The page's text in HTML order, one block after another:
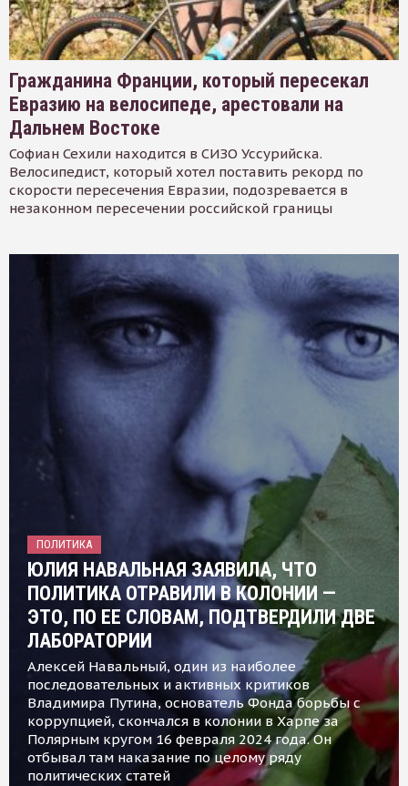
Гражданина Франции, который пересекал
Евразию на велосипеде, арестовали на
Дальнем Востоке
Софиан Сехили находится в СИЗО Уссурийска.
Велосипедист, который хотел поставить рекорд по
скорости пересечения Евразии, подозревается в
незаконном пересечении российской границы
ПОЛИТИКА
ЮЛИЯ НАВАЛЬНАЯ ЗАЯВИЛА, ЧТО
ПОЛИТИКА ОТРАВИЛИ В КОЛОНИИ —
ЭТО, ПО ЕЕ СЛОВАМ, ПОДТВЕРДИЛИ ДВЕ
ЛАБОРАТОРИИ
Алексей Навальный, один из наиболее
последовательных и активных критиков
Владимира Путина, основатель Фонда борьбы с
коррупцией, скончался в колонии в Харпе за
Полярным кругом 16 февраля 2024 года. Он
отбывал там наказание по целому ряду
политических статей